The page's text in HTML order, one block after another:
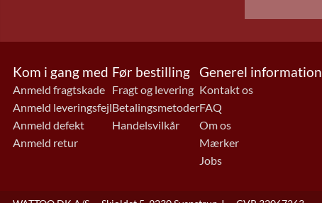
Kom i gang med
Anmeld fragtskade
Anmeld leveringsfejl
Anmeld defekt
Anmeld retur
Før bestilling
Fragt og levering
Betalingsmetoder
Handelsvilkår
Generel information
Kontakt os
FAQ
Om os
Mærker
Jobs